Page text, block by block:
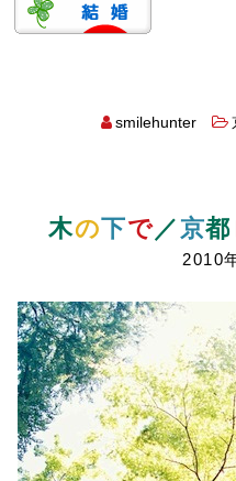
smilehunter
木の下で／ 京都
2010